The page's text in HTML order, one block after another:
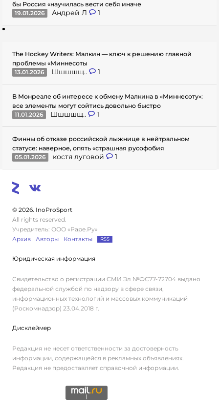
бы Россия «научилась вести себя иначе
19.01.2026
Андрей Л 1
The Hockey Writers: Малкин — ключ к решению главной
проблемы «Миннесоты
13.01.2026
Шшшшщ.. 1
В Монреале об интересе к обмену Малкина в «Миннесоту»:
все элементы могут сойтись довольно быстро
11.01.2026
Шшшшщ.. 1
Финны об отказе российской лыжнице в нейтральном
статусе: наверное, опять «страшная русофобия
05.01.2026
костя луговой 1
© 2026. InoProSport
All rights reserved.
Учредитель: ООО «Раре.Ру»
Архив
Авторы Контакты RSS
Юридическая информация
Свидетельство о регистрации СМИ Эл №ФС77-72704 выдано
федеральной службой по надзору в сфере связи,
информационных технологий и массовых коммуникаций
(Роскомнадзор) 23.04.2018 г.
Дисклеймер
Редакция не несет ответственности за достоверность
информации, содержащейся в рекламных объявлениях.
Редакция не предоставляет справочной информации.